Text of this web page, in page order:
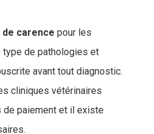
de carence pour les
de pathologies et
avant tout diagnostic.
cliniques vétérinaires
paiement et il existe